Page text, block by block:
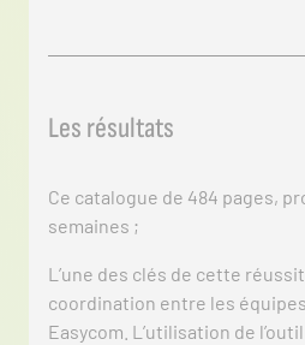
Les résultats
Ce catalogue de 484 pages,
semaines ;
L’une des clés de cette
coordination entre les équipes
Easycom. L’utilisation de